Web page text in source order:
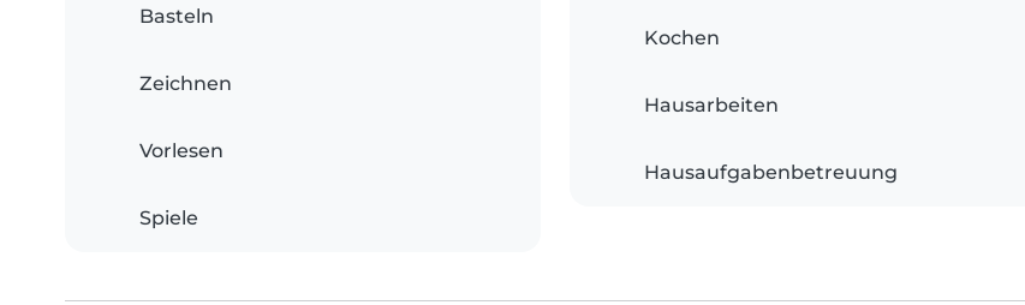
Basteln
Zeichnen
Vorlesen
Spiele
Kochen
Hausarbeiten
Hausaufgabenbetreuung